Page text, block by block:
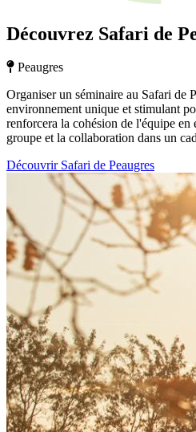
Découvrez Safari de
Peaugres
Organiser un séminaire au Safari de
environnement unique et stimulant
renforcera la cohésion de l'équipe en
groupe et la collaboration dans un
Découvrir Safari de Peaugres